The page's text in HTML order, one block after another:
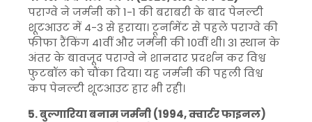
पराग्वे ने जर्मनी को 1-1 की बराबरी के बाद पेनल्टी
शूटआउट में 4-3 से हराया। टूर्नामेंट से पहले पराग्वे की
फीफा रैंकिंग 41वीं और जर्मनी की 10वीं थी। 31 स्थान के
अंतर के बावजूद पराग्वे ने शानदार प्रदर्शन कर विश्व
फुटबॉल को चौंका दिया। यह जर्मनी की पहली विश्व
कप पेनल्टी शूटआउट हार भी रही।
5. बुल्गारिया बनाम जर्मनी (1994, क्वार्टर फाइनल)